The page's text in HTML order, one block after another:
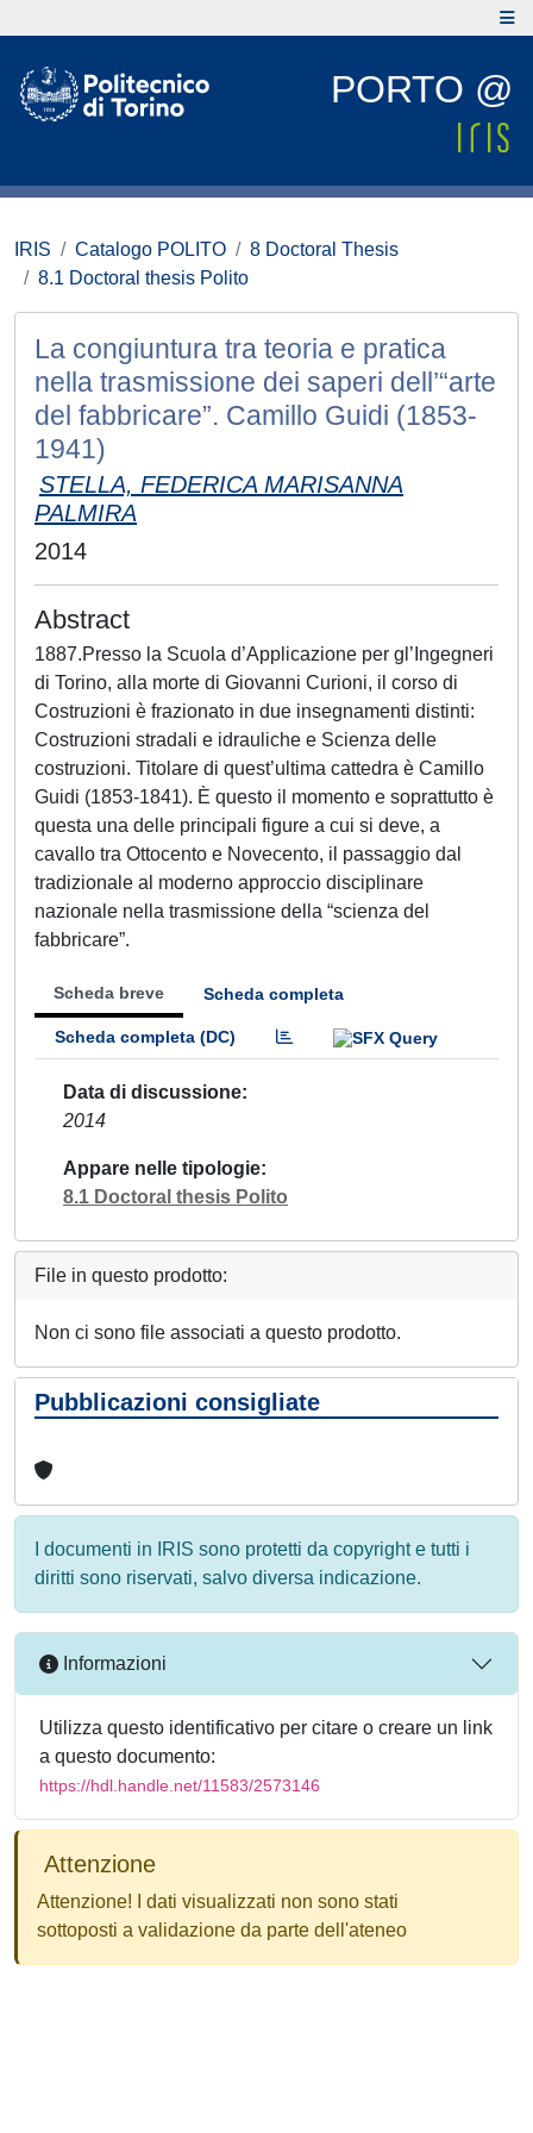
PORTO @
IRIS Catalogo POLITO
8 Doctoral Thesis
8.1 Doctoral thesis Polito
La congiuntura tra teoria e pratica
nella trasmissione dei saperi dell’“arte
del fabbricare”. Camillo Guidi (1853-
1941)
STELLA, FEDERICA MARISANNA
PALMIRA
2014
Abstract
1887.Presso la Scuola d’Applicazione per gl’Ingegneri
di Torino, alla morte di Giovanni Curioni, il corso di
Costruzioni è frazionato in due insegnamenti distinti:
Costruzioni stradali e idrauliche e Scienza delle
costruzioni. Titolare di quest’ultima cattedra è Camillo
Guidi (1853-1841). È questo il momento e soprattutto è
questa una delle principali figure a cui si deve, a
cavallo tra Ottocento e Novecento, il passaggio dal
tradizionale al moderno approccio disciplinare
nazionale nella trasmissione della “scienza del
fabbricare”.
Scheda breve Scheda completa
Scheda completa (DC)
Data di discussione
2014
Appare nelle tipologie
8.1 Doctoral thesis Polito
File in questo prodotto:
Non ci sono file associati a questo prodotto.
Pubblicazioni consigliate
I documenti in IRIS sono protetti da copyright e tutti i
diritti sono riservati, salvo diversa indicazione.
Informazioni
Utilizza questo identificativo per citare o creare un link
a questo documento:
https://hdl.handle.net/11583/2573146
Attenzione
Attenzione! I dati visualizzati non sono stati
sottoposti a validazione da parte dell'ateneo